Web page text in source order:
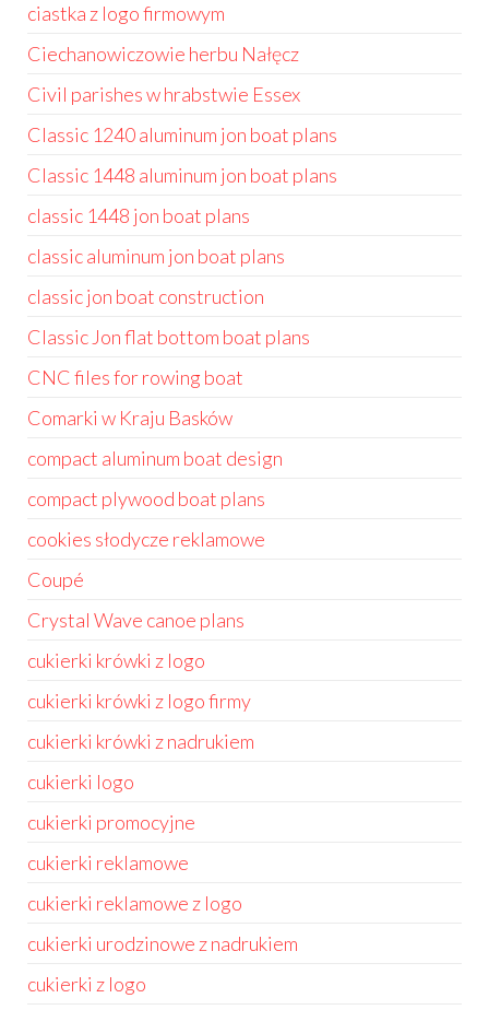
ciastka z logo firmowym
Ciechanowiczowie herbu Nałęcz
Civil parishes w hrabstwie Essex
Classic 1240 aluminum jon boat plans
Classic 1448 aluminum jon boat plans
classic 1448 jon boat plans
classic aluminum jon boat plans
classic jon boat construction
Classic Jon flat bottom boat plans
CNC files for rowing boat
Comarki w Kraju Basków
compact aluminum boat design
compact plywood boat plans
cookies słodycze reklamowe
Coupé
Crystal Wave canoe plans
cukierki krówki z logo
cukierki krówki z logo firmy
cukierki krówki z nadrukiem
cukierki logo
cukierki promocyjne
cukierki reklamowe
cukierki reklamowe z logo
cukierki urodzinowe z nadrukiem
cukierki z logo